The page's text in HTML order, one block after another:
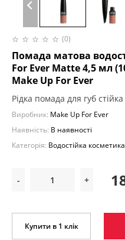
(0)
Помада матова
For Ever Matte 4,5 мл
Make Up For Ever
Рідка помада для губ
Виробник: Make Up For Ever
Наявність: В наявності
Категорія: Водостійка косметика
- +
Купити в 1 клік